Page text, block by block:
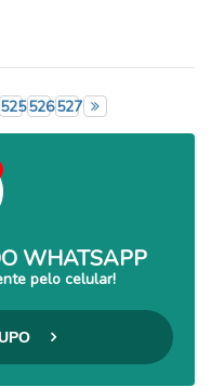
525526527
WHATSAPP
pelo celular!